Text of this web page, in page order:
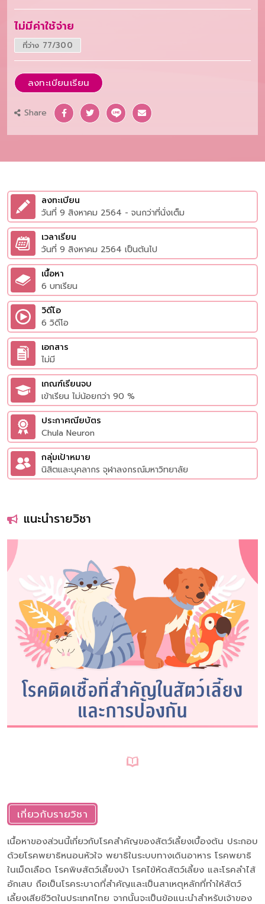
ไม่มีค่าใช้จ่าย
ที่ว่าง 77/300
ลงทะเบียนเรียน
Share
ลงทะเบียน
วันที่ 9 สิงหาคม 2564 - จนกว่าที่นั่งเต็ม
เวลาเรียน
วันที่ 9 สิงหาคม 2564 เป็นต้นไป
เนื้อหา
6 บทเรียน
วิดีโอ
6 วิดีโอ
เอกสาร
ไม่มี
เกณฑ์เรียนจบ
เข้าเรียน ไม่น้อยกว่า 90 %
ประกาศณียบัตร
Chula Neuron
กลุ่มเป้าหมาย
นิสิตและบุคลากร จุฬาลงกรณ์มหาวิทยาลัย
แนะนำรายวิชา
เกี่ยวกับรายวิชา
เนื้อหาของส่วนนี้เกี่ยวกับโรคสำคัญของสัตว์เลี้ยงเบื้องต้น ประกอบ
ด้วยโรคพยาธิหนอนหัวใจ พยาธิในระบบทางเดินอาหาร โรคพยาธิ
ในเม็ดเลือด โรคพิษสัตว์เลี้ยงบ้า โรคไข้หัดสัตว์เลี้ยง และโรคลำไส้
อักเสบ ถือเป็นโรคระบาดที่สำคัญและเป็นสาเหตุหลักที่ทำให้สัตว์
เลี้ยงเสียชีวิตในประเทศไทย จากนั้นจะเป็นข้อแนะนำสำหรับเจ้าของ